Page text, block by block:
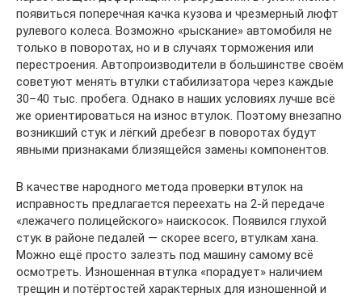
появиться поперечная качка кузова и чрезмерный люфт
рулевого колеса. Возможно «рыскание» автомобиля не
только в поворотах, но и в случаях торможения или
перестроения. Автопроизводители в большинстве своём
советуют менять втулки стабилизатора через каждые
30–40 тыс. пробега. Однако в наших условиях лучше всё
же ориентироваться на износ втулок. Поэтому внезапно
возникший стук и лёгкий дребезг в поворотах будут
явными признаками близящейся замены компонентов.
В качестве народного метода проверки втулок на
исправность предлагается переехать на 2-й передаче
«лежачего полицейского» наискосок. Появился глухой
стук в районе педалей — скорее всего, втулкам хана.
Можно ещё просто залезть под машину самому всё
осмотреть. Изношенная втулка «порадует» наличием
трещин и потёртостей характерных для изношенной и